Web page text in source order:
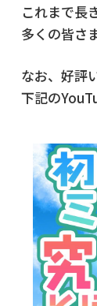
これまで長
多くの皆さ
なお、好評
下記の